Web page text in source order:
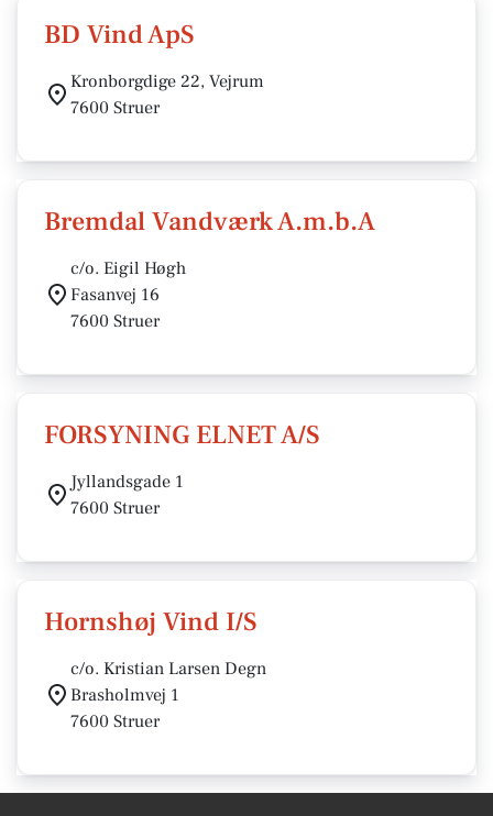
BD Vind ApS
Kronborgdige 22, Vejrum
7600 Struer
Bremdal Vandværk A.m.b.A
c/o. Eigil Høgh
Fasanvej 16
7600 Struer
FORSYNING ELNET A/S
Jyllandsgade 1
7600 Struer
Hornshøj Vind I/S
c/o. Kristian Larsen Degn
Brasholmvej 1
7600 Struer